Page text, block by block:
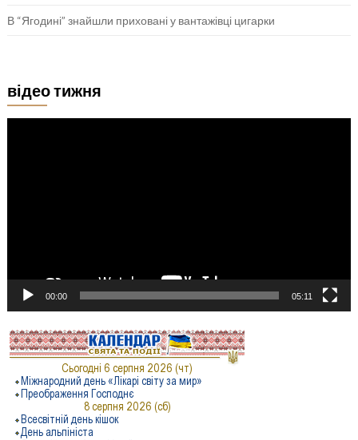
В “Ягодині” знайшли приховані у вантажівці цигарки
відео тижня
00:00 05:11